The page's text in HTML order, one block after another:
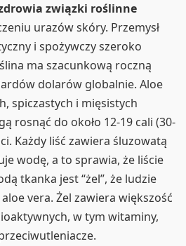
związki roślinne
urazów skóry. Przemysł
i spożywczy szeroko
ma szacunkową roczną
dolarów globalnie. Aloe
spiczastych i mięsistych
rosnąć do około 12-19 cali (30-
Każdy liść zawiera śluzowatą
wodę, a to sprawia, że liście
tkanka jest “żel”, że ludzie
vera. Żel zawiera większość
w tym witaminy,